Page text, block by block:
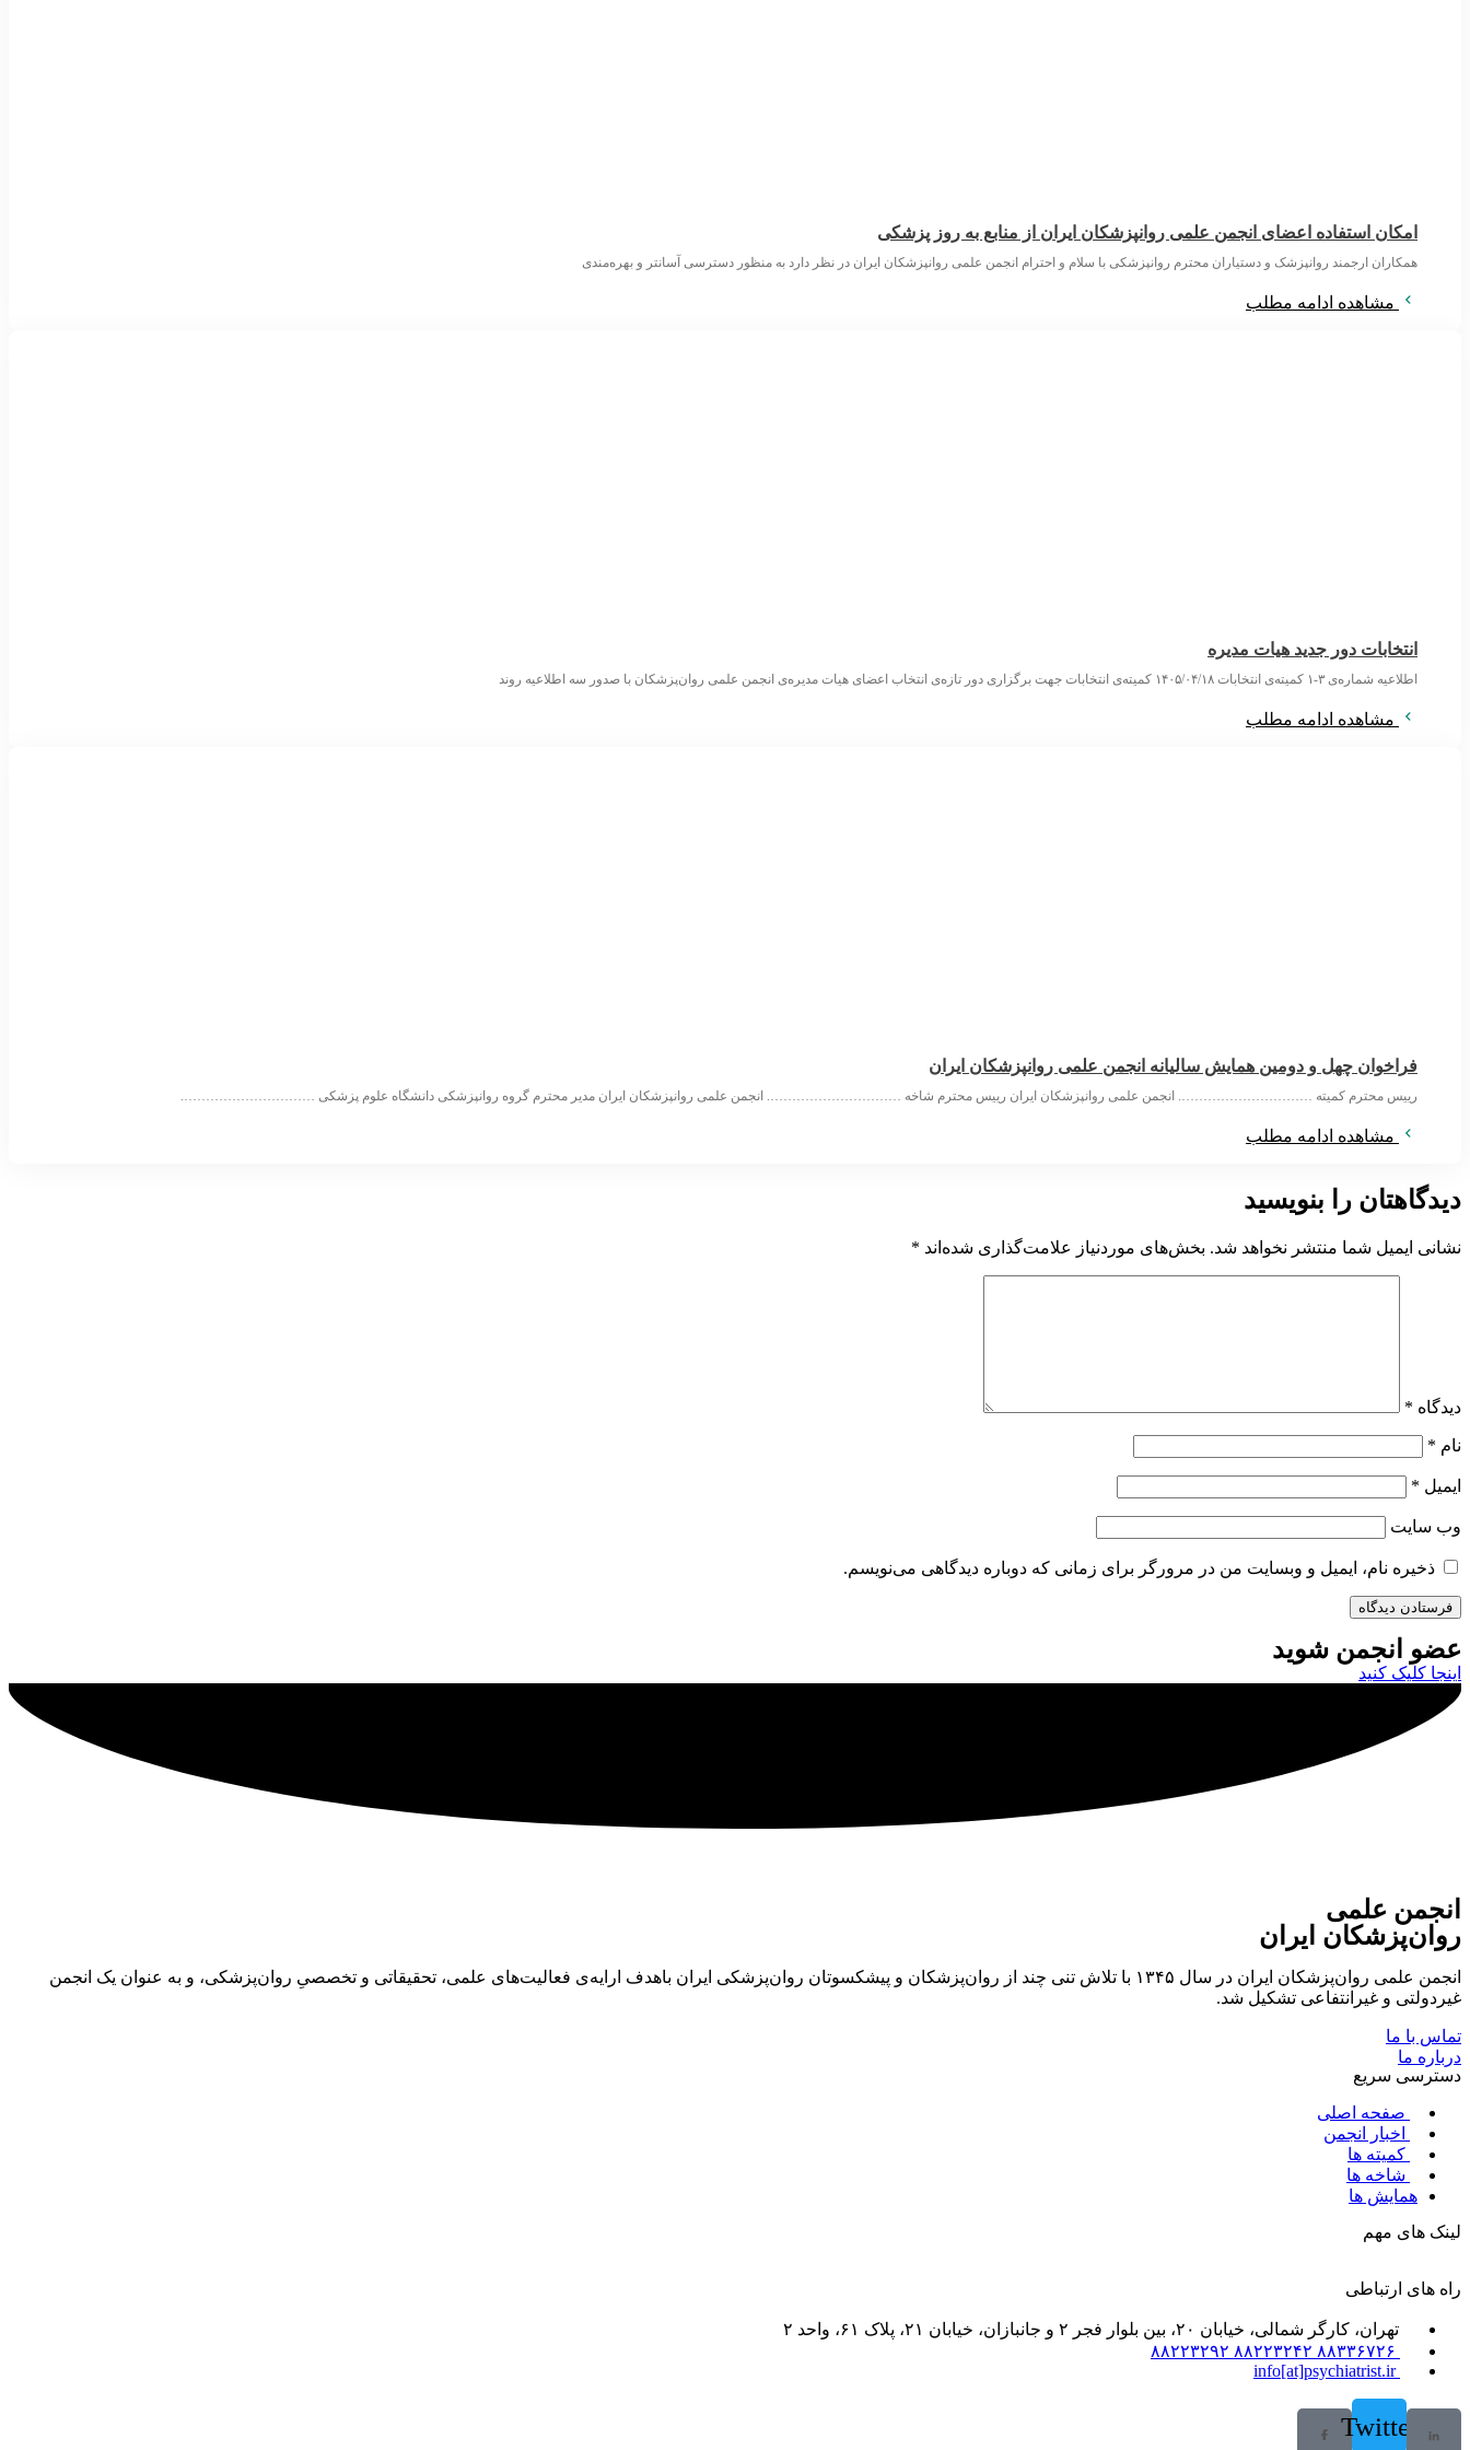
امکان استفاده اعضای انجمن علمی روانپزشکان ایران از منابع به روز پزشکی
همکاران ارجمند روانپزشک و دستیاران محترم روانپزشکی با سلام و احترام انجمن علمی روانپزشکان ایران در نظر دارد به منظور دسترسی آسانتر و بهره‌مندی
مشاهده ادامه مطلب
انتخابات دور جدید هیات مدیره
اطلاعیه شماره‌ی ۳-۱ کمیته‌ی انتخابات ۱۴۰۵/۰۴/۱۸ کمیته‌ی انتخابات جهت برگزاری دور تازه‌ی انتخاب اعضای هیات مدیره‌ی انجمن علمی روان‌پزشکان با صدور سه اطلاعیه روند
مشاهده ادامه مطلب
فراخوان چهل و دومین همایش سالیانه انجمن علمی روانپزشکان ایران
رییس محترم کمیته …………………………. انجمن علمی روانپزشکان ایران رییس محترم شاخه …………………………. انجمن علمی روانپزشکان ایران مدیر محترم گروه روانپزشکی دانشگاه علوم پزشکی ………………………….
مشاهده ادامه مطلب
دیدگاهتان را بنویسید
نشانی ایمیل شما منتشر نخواهد شد. بخش‌های موردنیاز علامت‌گذاری شده‌اند *
دیدگاه *
نام *
ایمیل *
وب‌ سایت
ذخیره نام، ایمیل و وبسایت من در مرورگر برای زمانی که دوباره دیدگاهی می‌نویسم.
عضو انجمن شوید
اینجا کلیک کنید
انجمن علمی
روان‌پزشکان ایران
انجمن علمی روان‌پزشکان ایران در سال ۱۳۴۵ با تلاش تنی چند از روان‌پزشکان و پیشکسوتان روان‌پزشکی ایران باهدف ارایه‌ی فعالیت‌های علمی، تحقیقاتی و تخصصیِ روان‌پزشکی، و به عنوان یک انجمن
غیردولتی و غیرانتفاعی تشکیل شد.
تماس با ما
درباره ما
دسترسی سریع
صفحه اصلی
اخبار انجمن
کمیته ها
شاخه ها
همایش ها
لینک های مهم
راه های ارتباطی
تهران، کارگر شمالی، خیابان ۲۰، بین بلوار فجر ۲ و جانبازان، خیابان ۲۱، پلاک ۶۱، واحد ۲
۸۸۳۳۶۷۲۶ ۸۸۲۲۳۲۴۲ ۸۸۲۲۳۲۹۲
info[at]psychiatrist.ir
Twitter